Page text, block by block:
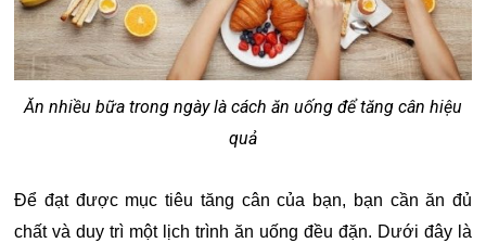
Ăn nhiều bữa trong ngày là cách ăn uống để tăng cân hiệu
quả
Để đạt được mục tiêu tăng cân của bạn, bạn cần ăn đủ
chất và duy trì một lịch trình ăn uống đều đặn. Dưới đây là